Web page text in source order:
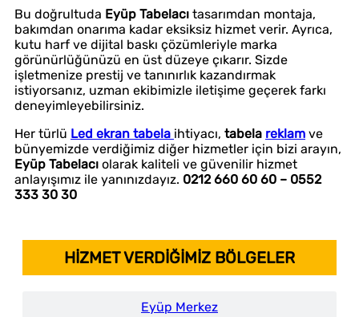
Bu doğrultuda Eyüp Tabelacı tasarımdan montaja,
bakımdan onarıma kadar eksiksiz hizmet verir. Ayrıca,
kutu harf ve dijital baskı çözümleriyle marka
görünürlüğünüzü en üst düzeye çıkarır. Sizde
işletmenize prestij ve tanınırlık kazandırmak
istiyorsanız, uzman ekibimizle iletişime geçerek farkı
deneyimleyebilirsiniz.
Her türlü Led ekran tabela ihtiyacı, tabela reklam ve
bünyemizde verdiğimiz diğer hizmetler için bizi arayın,
Eyüp Tabelacı olarak kaliteli ve güvenilir hizmet
anlayışımız ile yanınızdayız. 0212 660 60 60 – 0552
333 30 30
HİZMET VERDİĞİMİZ BÖLGELER
Eyüp Merkez